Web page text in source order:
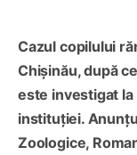
Cazul copilului
Chișinău, după
este investigat
instituției.
Zoologice,